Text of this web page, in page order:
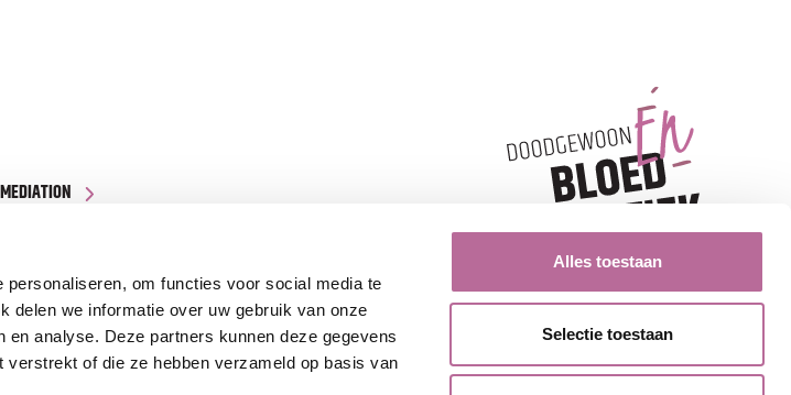
om functies voor social media te
delen we informatie over uw gebruik van onze
analyse. Deze partners kunnen deze gegevens
of die ze hebben verzameld op basis van
Alles toestaan
Selectie toestaan
MEDIATION